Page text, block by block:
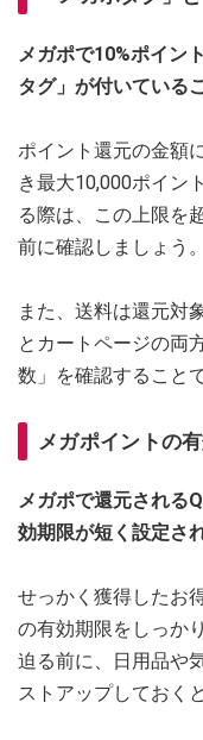
メガポで10%ポイン
タグ」が付いている
ポイント還元の金額
き最大10,000ポイン
る際は、この上限を
前に確認しましょう。
また、送料は還元対
とカートページの両
数」を確認すること
メガポイントの
メガポで還元される
効期限が短く設定さ
せっかく獲得したお
の有効期限をしっか
迫る前に、日用品や
ストアップしておく